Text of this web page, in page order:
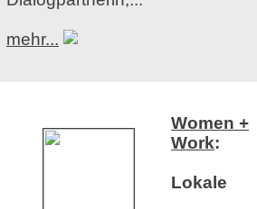
mehr...
Women +
Work:
Lokale